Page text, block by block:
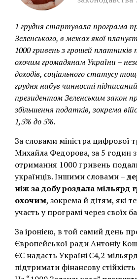
1 грудня стартувала програма
Зеленського, в межах якої
1000 гривень з грошей платників
охочим громадянам України –
доходів, соціального статусу
грудня набув чинності
президентом Зеленським закон
збільшення податків, зокрема
1,5% до 5%.
За словами міністра цифрової
Михайла Федорова, за 5 годин
отримання 1000 гривень
українців. Іншими словами –
ніж за добу роздала мільярд
охочим, зокрема й дітям, які
участь у програмі через своїх
За іронією, в той самий день
Європейської ради Антоніу
ЄС надасть Україні €4,2
підтримати фінансову